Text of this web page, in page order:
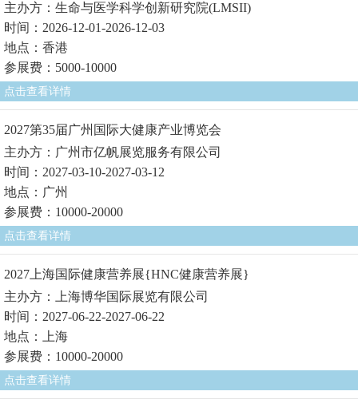
主办方：生命与医学科学创新研究院(LMSII)
时间：2026-12-01-2026-12-03
地点：香港
参展费：5000-10000
点击查看详情
2027第35届广州国际大健康产业博览会
主办方：广州市亿帆展览服务有限公司
时间：2027-03-10-2027-03-12
地点：广州
参展费：10000-20000
点击查看详情
2027上海国际健康营养展{HNC健康营养展}
主办方：上海博华国际展览有限公司
时间：2027-06-22-2027-06-22
地点：上海
参展费：10000-20000
点击查看详情